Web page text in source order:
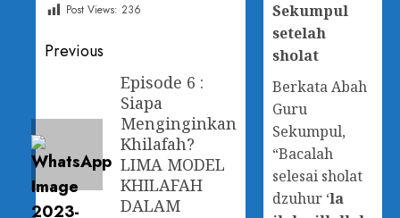
Post Views: 236
Previous
Episode 6 :
Siapa
Menginginkan
Khilafah?
LIMA MODEL
KHILAFAH
DALAM
Sekumpul
setelah
sholat
Berkata Abah
Guru
Sekumpul,
“Bacalah
selesai sholat
dzuhur ‘la